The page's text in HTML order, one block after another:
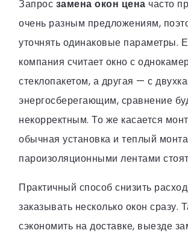
Запрос замена окон цена часто
очень разным предложениям,
уточнять одинаковые параметры.
компания считает окно с
стеклопакетом, а другая — с
энергосберегающим, сравнение
некорректным. То же касается
обычная установка и теплый
пароизоляционными лентами
Практичный способ снизить
заказывать несколько окон сразу.
сэкономить на доставке, выезде